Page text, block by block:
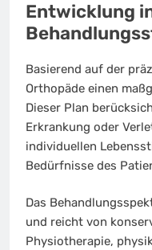
Entwicklung
Basierend auf der
Orthopäde einen
Dieser Plan
Erkrankung oder
individuellen
Bedürfnisse des
Das
und reicht von
Physiotherapie,